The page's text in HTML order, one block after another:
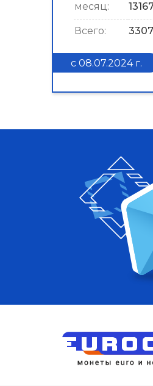
месяц:
Всего:
с 08.07.2024 г.